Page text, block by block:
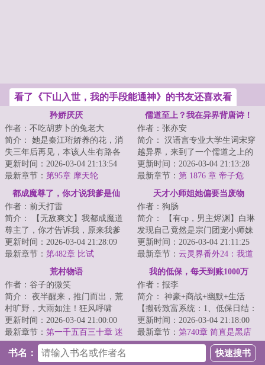
看了《下山入世，我的手段能通神》的书友还喜欢看
矜娇厌厌
作者：不吃胡萝卜的兔老大
简介： 她是秦江珩娇养的花，消
失三年后再见，本该人生有路各
分东西，可却被他强搂进怀里。
更新时间：2026-03-04 21:13:54
最新章节： 第95章 摩天轮
儒道至上？我在异界背唐诗！
作者：张亦安
简介： 汉语言专业大学生词宋穿
越异界，来到了一个儒道之上的
奇特世界，在这里，只有文人才
能掌控...
更新时间：2026-03-04 21:13:28
最新章节： 第 1876 章 帝子危
都成魔尊了，你才说我爹是仙
帝？
作者：前天打雷
简介： 【无敌爽文】我都成魔道
尊主了，你才告诉我，原来我爹
是正道仙帝，我是顶级仙二代？
更新时间：2026-03-04 21:28:09
最新章节： 第482章 比试
天才小师姐她偏要当废物
作者：狗肠
简介： 【有cp，男主烬渊】白琳
发现自己竟然是宗门团宠小师妹
的对照组。
更新时间：2026-03-04 21:11:25
最新章节： 云灵界番外24：我道
侣不爱我了
荒村物语
作者：谷子的微笑
简介： 夜半醒来，推门而出，荒
村旷野，大雨如注！狂风呼啸
中，忽然听见有人喊自己，四顾
一看，夜...
更新时间：2026-03-04 21:00:00
最新章节： 第一千五百三十章 迷
失在虚幻中的女人
我的低保，每天到账1000万
作者：报李
简介： 神豪+商战+幽默+生活
【搬砖致富系统：1、低保日结：
系统按日给予低保补贴，补贴金
额=...
更新时间：2026-03-04 21:18:00
最新章节： 第740章 简直是黑店
书名：